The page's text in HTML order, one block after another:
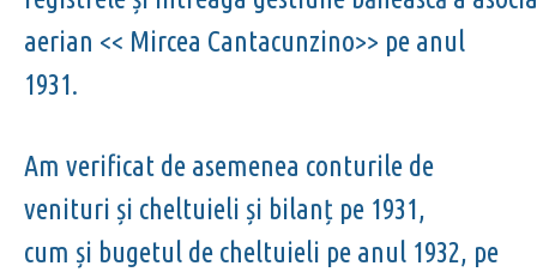
aerian << Mircea Cantacunzino>> pe anul
1931.
Am verificat de asemenea conturile de
venituri și cheltuieli și bilanț pe 1931,
cum și bugetul de cheltuieli pe anul 1932, pe